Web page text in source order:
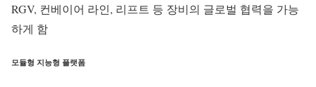
RGV, 컨베이어 라인, 리프트 등 장비의 글로벌 협력을 가능
하게 함
모듈형 지능형 플랫폼